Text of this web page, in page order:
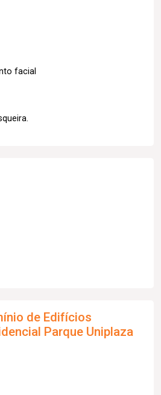
facial
de Edifícios
Parque Uniplaza